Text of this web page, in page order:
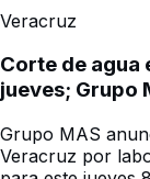
Veracruz
Corte de agua
jueves; Grupo
Grupo MAS
Veracruz por